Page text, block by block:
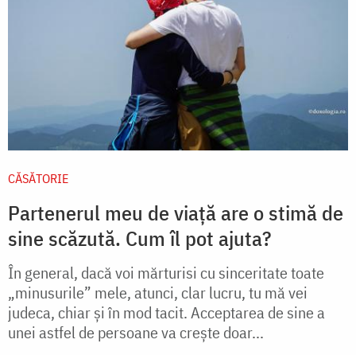
CĂSĂTORIE
Partenerul meu de viață are o stimă de
sine scăzută. Cum îl pot ajuta?
În general, dacă voi mărturisi cu sinceritate toate
„minusurile” mele, atunci, clar lucru, tu mă vei
judeca, chiar şi în mod tacit. Acceptarea de sine a
unei astfel de persoane va crește doar...